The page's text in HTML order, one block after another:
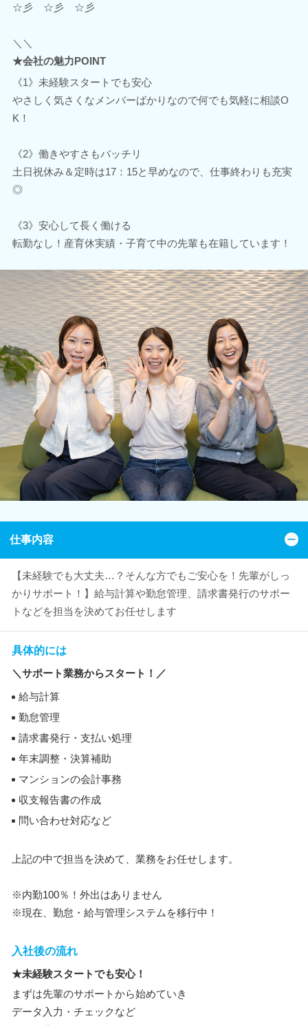
☆彡 ☆彡 ☆彡
＼＼
★会社の魅力POINT
《1》未経験スタートでも安心
やさしく気さくなメンバーばかりなので何でも気軽に相談O
K！
《2》働きやすさもバッチリ
土日祝休み＆定時は17：15と早めなので、仕事終わりも充実
◎
《3》安心して長く働ける
転勤なし！産育休実績・子育て中の先輩も在籍しています！
仕事内容
【未経験でも大丈夫…？そんな方でもご安心を！先輩がしっ
かりサポート！】給与計算や勤怠管理、請求書発行のサポー
トなどを担当を決めてお任せします
具体的には
＼サポート業務からスタート！／
給与計算
勤怠管理
請求書発行・支払い処理
年末調整・決算補助
マンションの会計事務
収支報告書の作成
問い合わせ対応など
上記の中で担当を決めて、業務をお任せします。
※内勤100％！外出はありません
※現在、勤怠・給与管理システムを移行中！
入社後の流れ
★未経験スタートでも安心！
まずは先輩のサポートから始めていき
データ入力・チェックなど